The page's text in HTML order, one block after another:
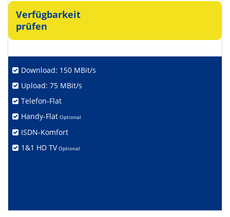
Verfügbarkeit
prüfen
Download: 150 MBit/s
Upload: 75 MBit/s
Telefon-Flat
Handy-Flat Optional
ISDN-Komfort
1&1 HD TV Optional